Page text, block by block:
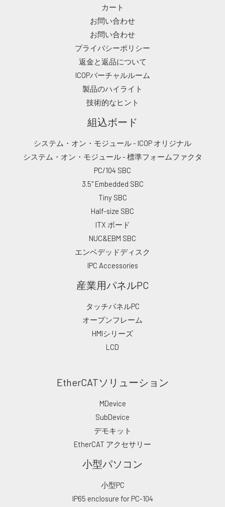
カート
お問い合わせ
お問い合わせ
プライバシーポリシー
返金と返品について
ICOPバーチャルルーム
製品のハイライト
技術的なヒント
組込ボード
システム・オン・モジュール - ICOP オリジナル
システム・オン・モジュール - 標準フォームファクタ
PC/104 SBC
3.5" Embedded SBC
Tiny SBC
Half-size SBC
ITX ボード
NUC&EBM SBC
エンベデッドディスク
IPC Accessories
産業用パネルPC
タッチパネルPC
オープンフレーム
HMIシリーズ
LCD
EtherCATソリューション
MDevice
SubDevice
デモキット
EtherCAT アクセサリー
小型パソコン
小型PC
IP65 enclosure for PC-104